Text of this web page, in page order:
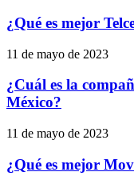
¿Qué es mejor
11 de mayo de 2023
¿Cuál es la
México?
11 de mayo de 2023
¿Qué es mejor